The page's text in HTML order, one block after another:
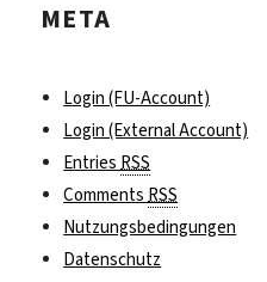
META
Login (FU-Account)
Login (External Account)
Entries RSS
Comments RSS
Nutzungsbedingungen
Datenschutz